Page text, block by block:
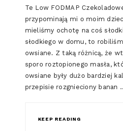
Te Low FODMAP
przypominają mi o moim
mieliśmy ochotę na coś
słodkiego w domu, to
owsiane. Z taką różnicą, że
sporo roztopionego masła,
owsiane były dużo bardziej
przepisie rozgnieciony banan
KEEP READING